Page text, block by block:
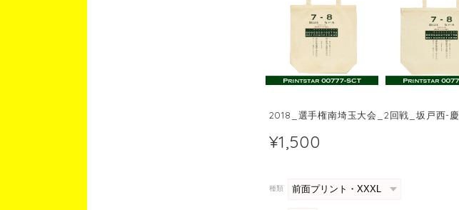
2018_選手権南埼玉大会_2回戦_坂戸西-
¥1,500
種類